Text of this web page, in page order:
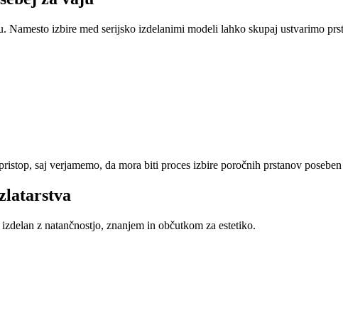
izbire med serijsko izdelanimi modeli lahko skupaj ustvarimo
saj verjamemo, da mora biti proces izbire poročnih prstanov
z natančnostjo, znanjem in občutkom za estetiko.